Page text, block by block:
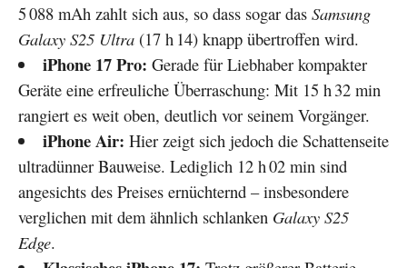
5 088 mAh zahlt sich aus, so dass sogar das Samsung
Galaxy S25 Ultra (17 h 14) knapp übertroffen wird.
iPhone 17 Pro: Gerade für Liebhaber kompakter
Geräte eine erfreuliche Überraschung: Mit 15 h 32 min
rangiert es weit oben, deutlich vor seinem Vorgänger.
iPhone Air: Hier zeigt sich jedoch die Schattenseite
ultradünner Bauweise. Lediglich 12 h 02 min sind
angesichts des Preises ernüchternd – insbesondere
verglichen mit dem ähnlich schlanken Galaxy S25
Edge.